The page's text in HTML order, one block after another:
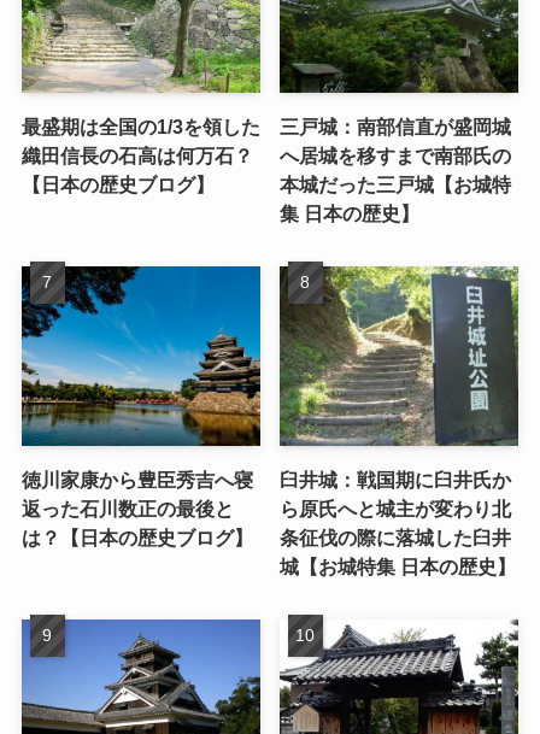
最盛期は全国の1/3を領した
織田信長の石高は何万石？
【日本の歴史ブログ】
三戸城：南部信直が盛岡城
へ居城を移すまで南部氏の
本城だった三戸城【お城特
集 日本の歴史】
徳川家康から豊臣秀吉へ寝
返った石川数正の最後と
は？【日本の歴史ブログ】
臼井城：戦国期に臼井氏か
ら原氏へと城主が変わり北
条征伐の際に落城した臼井
城【お城特集 日本の歴史】